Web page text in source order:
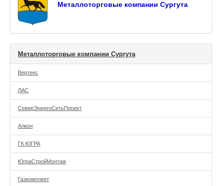
Металлоторговые компании Сургута
Металлоторговые компании Сургута
Вертекс
ЛАС
СеверЭнергоСетьПроект
Алкон
ГК ЮГРА
ЮграСтройМонтаж
Газкомплект